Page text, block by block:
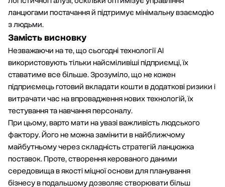
ланцюгами постачання й підтримує мінімальну взаємодію
з людьми.
Замість висновку
Незважаючи на те, що сьогодні технології AI
використовують тільки найсміливіші підприємці, їх
ставатиме все більше. Зрозуміло, що не кожен
підприємець готовий вкладати кошти в додаткові ризики і
витрачати час на впровадження нових технологій, їх
тестування та навчання персоналу.
При цьому, варто мати на увазі важливість людського
фактору. Його не можна замінити в найближчому
майбутньому через складність стратегій ланцюжка
поставок. Проте, створення керованого даними
середовища в якості міцної основи для планування
бізнесу в подальшому дозволяє створювати більш